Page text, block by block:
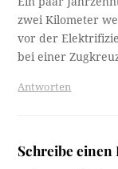
zwei Kilometer
vor der
bei einer
Antworten
Schreibe